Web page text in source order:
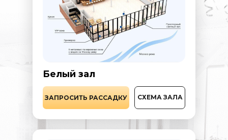
Белый зал
ЗАПРОСИТЬ РАССАДКУ СХЕМА ЗАЛА